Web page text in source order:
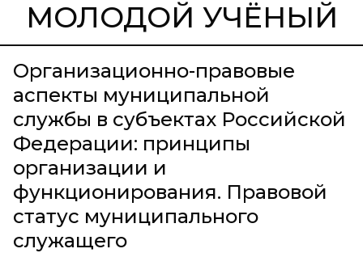
МОЛОДОЙ УЧЁНЫЙ
Организационно-правовые
аспекты муниципальной
службы в субъектах Российской
Федерации: принципы
организации и
функционирования. Правовой
статус муниципального
служащего